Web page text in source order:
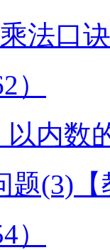
法口
以内数
题(3)